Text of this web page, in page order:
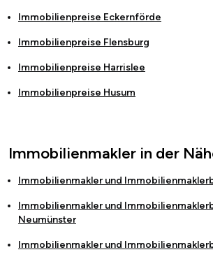
Immobilienpreise Eckernförde
Immobilienpreise Flensburg
Immobilienpreise Harrislee
Immobilienpreise Husum
Immobilienmakler in der
Immobilienmakler und
Immobilienmakler und
Neumünster
Immobilienmakler und